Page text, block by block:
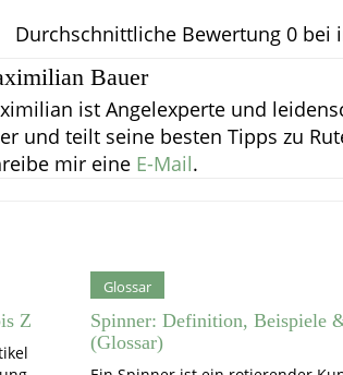
Durchschnittliche Bewertung 0 bei
Bauer
ist Angelexperte und
und teilt seine besten Tipps zu
mir eine E-Mail.
Z
Glossar
Spinner: Definition, Beispiele
(Glossar)